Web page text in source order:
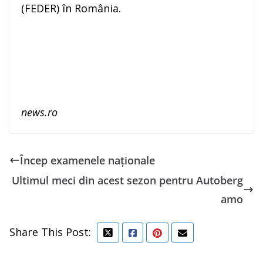
(FEDER) în România.
news.ro
Încep examenele naționale
Ultimul meci din acest sezon pentru Autoberg
amo
Share This Post: